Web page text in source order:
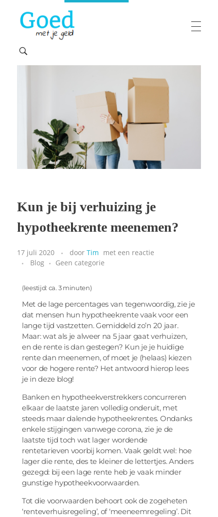
maakt 'moeilijke' financiën makkelijk
Kun je bij verhuizing je
hypotheekrente meenemen?
17 juli 2020 door Tim met een reactie
Blog
Geen categorie
(leestijd: ca. 3 minuten)
Met de lage percentages van tegenwoordig, zie je
dat mensen hun hypotheekrente vaak voor een
lange tijd vastzetten. Gemiddeld zo’n 20 jaar.
Maar: wat als je alweer na 5 jaar gaat verhuizen,
en de rente is dan gestegen? Kun je je huidige
rente dan meenemen, of moet je (helaas) kiezen
voor de hogere rente? Het antwoord hierop lees
je in deze blog!
Banken en hypotheekverstrekkers concurreren
elkaar de laatste jaren volledig onderuit, met
steeds maar dalende hypotheekrentes. Ondanks
enkele stijgingen vanwege corona, zie je de
laatste tijd toch wat lager wordende
rentetarieven voorbij komen. Vaak geldt wel: hoe
lager die rente, des te kleiner de lettertjes. Anders
gezegd: bij een lage rente heb je vaak minder
gunstige hypotheekvoorwaarden.
Tot die voorwaarden behoort ook de zogeheten
‘renteverhuisregeling’, of ‘meeneemregeling’. Dit